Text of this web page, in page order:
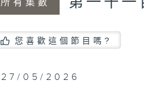
所有集數
您喜歡這個節目嗎?
27/05/2026